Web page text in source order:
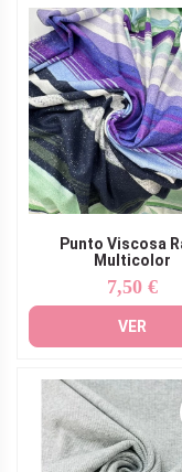
Punto Viscosa
Multicolor
Precio
7,50 €
VER